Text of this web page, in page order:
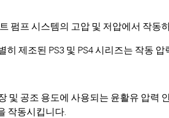
펌프 시스템의 고압 및 저압에서 작동
히 제조된 PS3 및 PS4 시리즈는 작동
및 공조 용도에 사용되는 윤활유 압력
작동시킵니다.